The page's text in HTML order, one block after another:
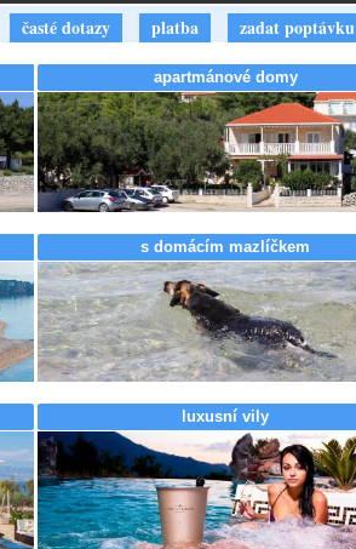
časté dotazy platba zadat poptávku
apartmánové domy
s domácím mazlíčkem
luxusní vily